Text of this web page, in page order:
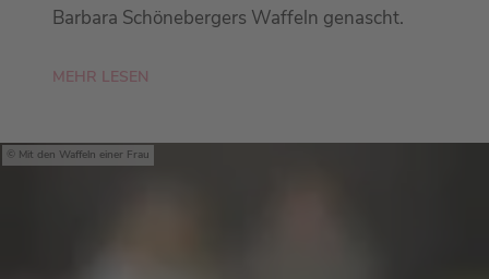
Barbara Schönebergers Waffeln genascht.
MEHR LESEN
Mit den Waffeln einer Frau